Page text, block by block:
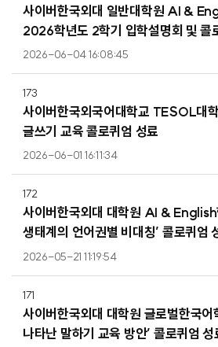
사이버한국외대 일반대학원 AI &
2026학년도 2학기 입학설명회 및 콜
2026-06-04 16:08:45
173
사이버한국외국어대학교 TESOL대
글쓰기 교육 콜로퀴엄 성료
2026-06-01 16:11:34
172
사이버한국외대 대학원 AI & English
생태계의 언어권별 비대칭’ 콜로퀴엄
2026-05-21 11:19:54
171
사이버한국외대 대학원 글로벌한국어
나타난 말하기 교육 방안’ 콜로퀴엄 성